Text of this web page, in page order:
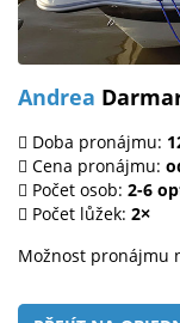
Andrea
Doba pronájmu:
Cena pronájmu:
Počet osob: 2-6
Počet lůžek: 2×
Možnost pronájmu